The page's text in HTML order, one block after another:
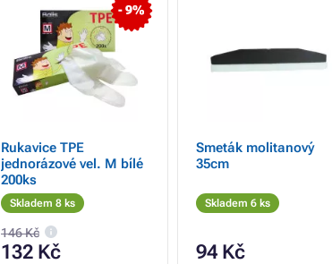
- 9%
Rukavice TPE
jednorázové vel. M bílé
200ks
Skladem 8 ks
146 Kč
132 Kč
Smeták molitanový
35cm
Skladem 6 ks
94 Kč